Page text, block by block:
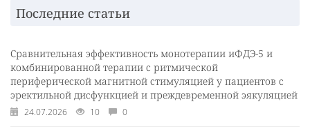
Последние статьи
Сравнительная эффективность монотерапии иФДЭ-5 и
комбинированной терапии с ритмической
периферической магнитной стимуляцией у пациентов с
эректильной дисфункцией и преждевременной эякуляцией
24.07.2026 10 0